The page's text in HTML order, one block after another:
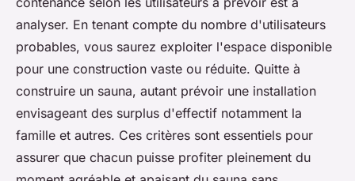
analyser. En tenant compte du nombre d'utilisateurs
probables, vous saurez exploiter l'espace disponible
pour une construction vaste ou réduite. Quitte à
construire un sauna, autant prévoir une installation
envisageant des surplus d'effectif notamment la
famille et autres. Ces critères sont essentiels pour
assurer que chacun puisse profiter pleinement du